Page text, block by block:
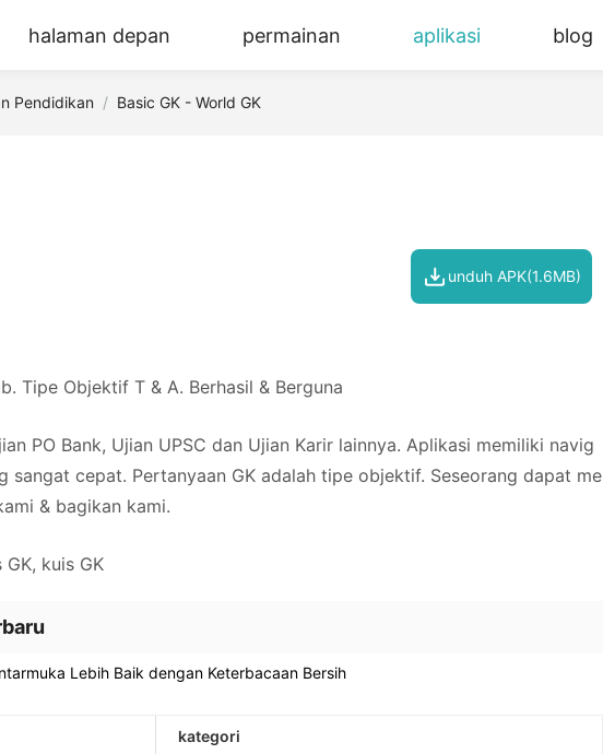
halaman depan permainan aplikasi blog
Pendidikan Basic GK - World GK
unduh APK(1.6MB)
Tipe Objektif T & A. Berhasil & Berguna
PO Bank, Ujian UPSC dan Ujian Karir lainnya. Aplikasi memiliki navig
sangat cepat. Pertanyaan GK adalah tipe objektif. Seseorang dapat me
& bagikan kami.
kuis GK
Lebih Baik dengan Keterbacaan Bersih
kategori